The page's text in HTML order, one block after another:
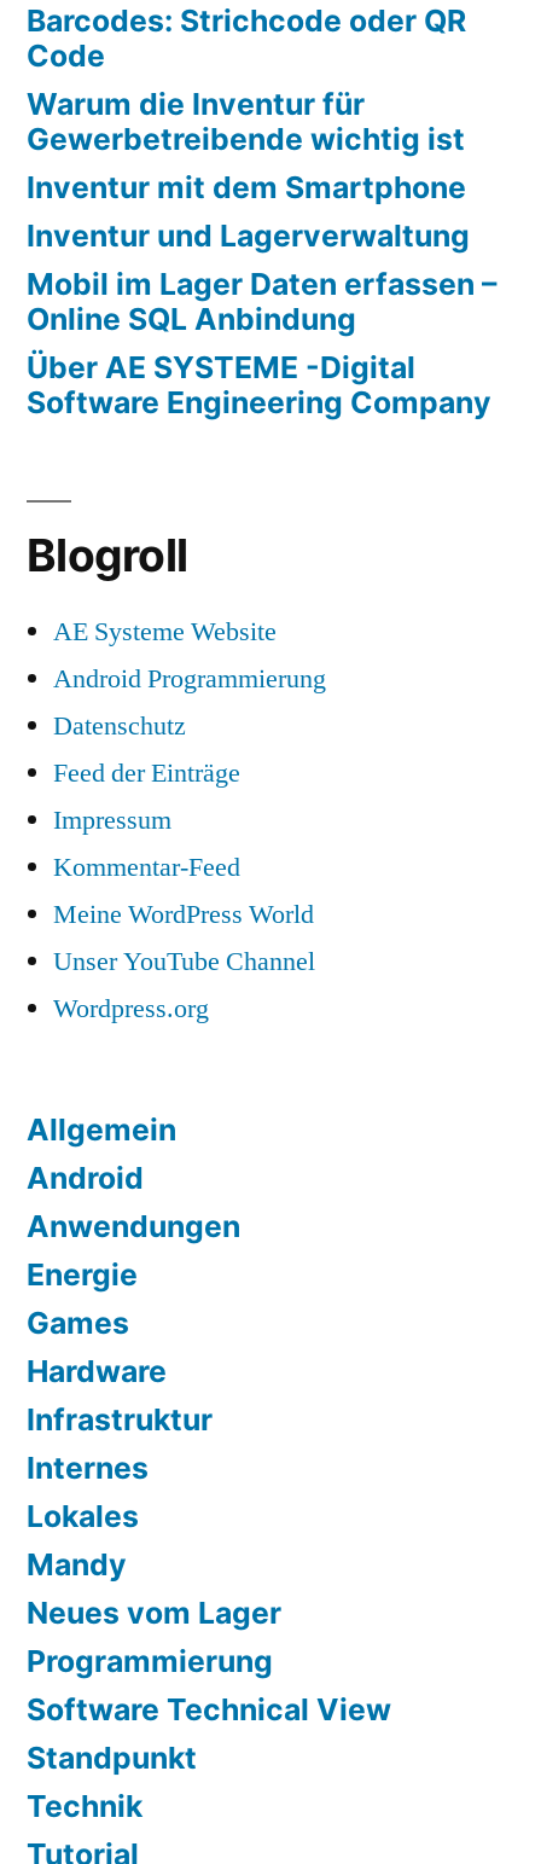
Barcodes: Strichcode oder QR
Code
Warum die Inventur für
Gewerbetreibende wichtig ist
Inventur mit dem Smartphone
Inventur und Lagerverwaltung
Mobil im Lager Daten erfassen –
Online SQL Anbindung
Über AE SYSTEME -Digital
Software Engineering Company
Blogroll
AE Systeme Website
Android Programmierung
Datenschutz
Feed der Einträge
Impressum
Kommentar-Feed
Meine WordPress World
Unser YouTube Channel
Wordpress.org
Allgemein
Android
Anwendungen
Energie
Games
Hardware
Infrastruktur
Internes
Lokales
Mandy
Neues vom Lager
Programmierung
Software Technical View
Standpunkt
Technik
Tutorial